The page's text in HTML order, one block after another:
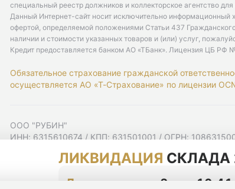
специальный реестр должников и коллекторское агентство
Данный Интернет-сайт носит исключительно информационный
офертой, определяемой положениями Статьи 437
наличии и стоимости указанных товаров и (или) услуг,
Кредит предоставляется банком АО «ТБанк». Лицензия ЦБ РФ
Обязательное страхование гражданской
осуществляется АО «Т-Страхование» по лицензии
ООО "РУБИН"
ИНН: 6315610674 / КПП: 631501001 / ОГРН:
Согласие на рекламную рассылку
Политика конфиденциальности
ЛИКВИДАЦИЯ СКЛАДА
До конца акции 2 дня